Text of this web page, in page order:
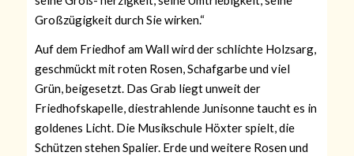
Großzügigkeit durch Sie wirken.“
Auf dem Friedhof am Wall wird der schlichte Holzsarg,
geschmückt mit roten Rosen, Schafgarbe und viel
Grün, beigesetzt. Das Grab liegt unweit der
Friedhofskapelle, diestrahlende Junisonne taucht es in
goldenes Licht. Die Musikschule Höxter spielt, die
Schützen stehen Spalier. Erde und weitere Rosen und